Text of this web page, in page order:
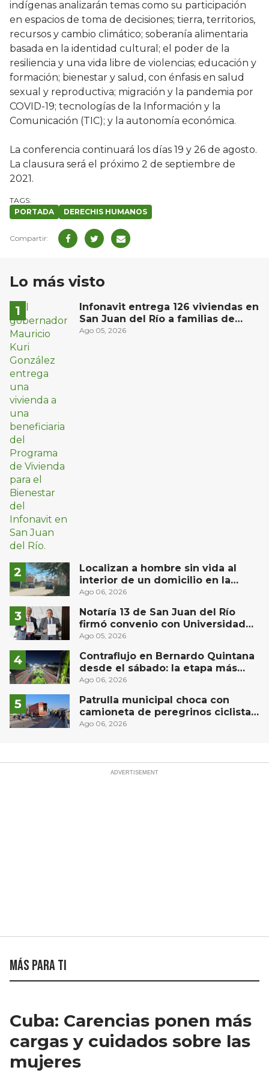
indígenas analizarán temas como su participación
en espacios de toma de decisiones; tierra, territorios,
recursos y cambio climático; soberanía alimentaria
basada en la identidad cultural; el poder de la
resiliencia y una vida libre de violencias; educación y
formación; bienestar y salud, con énfasis en salud
sexual y reproductiva; migración y la pandemia por
COVID-19; tecnologías de la Información y la
Comunicación (TIC); y la autonomía económica.
La conferencia continuará los días 19 y 26 de agosto.
La clausura será el próximo 2 de septiembre de
2021.
PORTADA DERECHIS HUMANOS
Lo más visto
Infonavit entrega 126 viviendas en
San Juan del Río a familias de
bajos ingresos
Ago 05, 2026
Localizan a hombre sin vida al
interior de un domicilio en la
comunidad El Rodeo, San Juan del
Ago 06, 2026
Notaría 13 de San Juan del Río
firmó convenio con Universidad
Privada del Bajío para recibir
Ago 05, 2026
Contraflujo en Bernardo Quintana
desde el sábado: la etapa más
compleja del operativo vial
Ago 06, 2026
Patrulla municipal choca con
camioneta de peregrinos ciclistas
en la autopista México-Querétaro
Ago 06, 2026
Más para ti
Cuba: Carencias ponen más
cargas y cuidados sobre las
mujeres